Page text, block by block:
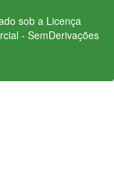
sob a Licença
- SemDerivações